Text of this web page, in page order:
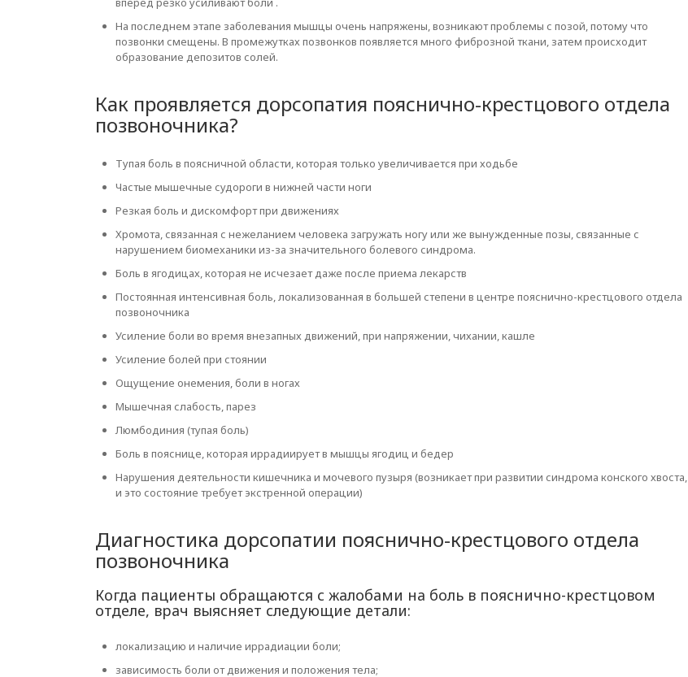
На последнем этапе заболевания мышцы очень напряжены, возникают проблемы с позой, потому что
позвонки смещены. В промежутках позвонков появляется много фиброзной ткани, затем происходит
образование депозитов солей.
Как проявляется дорсопатия пояснично-крестцового отдела
позвоночника?
Тупая боль в поясничной области, которая только увеличивается при ходьбе
Частые мышечные судороги в нижней части ноги
Резкая боль и дискомфорт при движениях
Хромота, связанная с нежеланием человека загружать ногу или же вынужденные позы, связанные с
нарушением биомеханики из-за значительного болевого синдрома.
Боль в ягодицах, которая не исчезает даже после приема лекарств
Постоянная интенсивная боль, локализованная в большей степени в центре пояснично-крестцового отдела
позвоночника
Усиление боли во время внезапных движений, при напряжении, чихании, кашле
Усиление болей при стоянии
Ощущение онемения, боли в ногах
Мышечная слабость, парез
Люмбодиния (тупая боль)
Боль в пояснице, которая иррадиирует в мышцы ягодиц и бедер
Нарушения деятельности кишечника и мочевого пузыря (возникает при развитии синдрома конского хвоста,
и это состояние требует экстренной операции)
Диагностика дорсопатии пояснично-крестцового отдела
позвоночника
Когда пациенты обращаются с жалобами на боль в пояснично-крестцовом
отделе, врач выясняет следующие детали:
локализацию и наличие иррадиации боли;
зависимость боли от движения и положения тела;